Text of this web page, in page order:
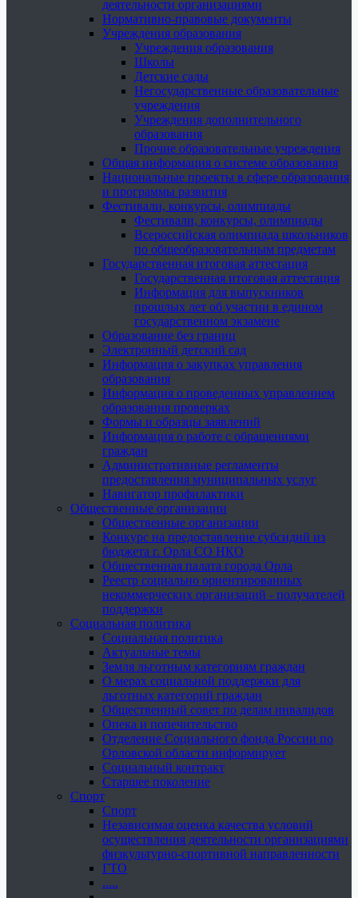
деятельности организациями
Нормативно-правовые документы
Учреждения образования
Учреждения образования
Школы
Детские сады
Негосударственные образовательные
учреждения
Учреждения дополнительного
образования
Прочие образовательные учреждения
Общая информация о системе образования
Национальные проекты в сфере образования
и программы развития
Фестивали, конкурсы, олимпиады
Фестивали, конкурсы, олимпиады
Всероссийская олимпиада школьников
по общеобразовательным предметам
Государственная итоговая аттестация
Государственная итоговая аттестация
Информация для выпускников
прошлых лет об участии в едином
государственном экзамене
Образование без границ
Электронный детский сад
Информация о закупках управления
образования
Информация о проведенных управлением
образования проверках
Формы и образцы заявлений
Информация о работе с обращениями
граждан
Административные регламенты
предоставления муниципальных услуг
Навигатор профилактики
Общественные организации
Общественные организации
Конкурс на предоставление субсидий из
бюджета г. Орла СО НКО
Общественная палата города Орла
Реестр социально ориентированных
некоммерческих организаций - получателей
поддержки
Социальная политика
Социальная политика
Актуальные темы
Земля льготным категориям граждан
О мерах социальной поддержки для
льготных категорий граждан
Общественный совет по делам инвалидов
Опека и попечительство
Отделение Социального фонда России по
Орловской области информирует
Социальный контракт
Старшее поколение
Спорт
Спорт
Независимая оценка качества условий
осуществления деятельности организациями
физкультурно-спортивной направленности
ГТО
.....